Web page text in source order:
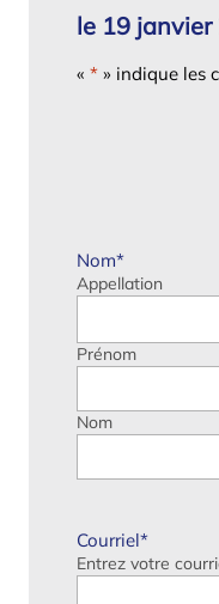
le 19 janvier
« *» indique les
Nom*
Appellation
Prénom
Nom
Courriel*
Entrez votre